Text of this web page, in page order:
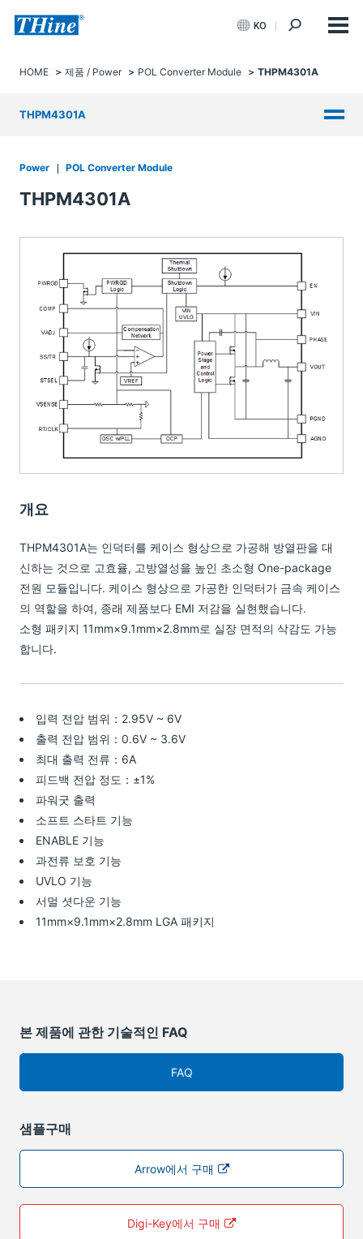
KO
HOME 제품 / Power POL Converter Module THPM4301A
THPM4301A
Power POL Converter Module
THPM4301A
개요
THPM4301A는 인덕터를 케이스 형상으로 가공해 방열판을 대
신하는 것으로 고효율, 고방열성을 높인 초소형 One-package
전원 모듈입니다. 케이스 형상으로 가공한 인덕터가 금속 케이스
의 역할을 하여, 종래 제품보다 EMI 저감을 실현했습니다.
소형 패키지 11mm×9.1mm×2.8mm로 실장 면적의 삭감도 가능
합니다.
입력 전압 범위：2.95V ~ 6V
출력 전압 범위：0.6V ~ 3.6V
최대 출력 전류：6A
피드백 전압 정도：±1%
파워굿 출력
소프트 스타트 기능
ENABLE 기능
과전류 보호 기능
UVLO 기능
서멀 셧다운 기능
11mm×9.1mm×2.8mm LGA 패키지
본 제품에 관한 기술적인 FAQ
FAQ
샘플구매
Arrow에서 구매
Digi-Key에서 구매